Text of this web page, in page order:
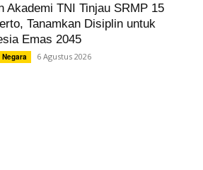
Akademi TNI Tinjau SRMP 15
Tanamkan Disiplin untuk
Emas 2045
6 Agustus 2026